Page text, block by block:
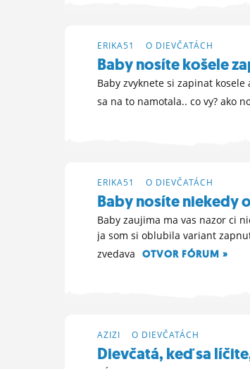
ERIKA51 O DIEVČATÁCH
Baby nosíte košele
Baby zvyknete si zapinat
sa na to namotala.. co vy? ako
ERIKA51 O DIEVČATÁCH
Baby nosíte niekedy
Baby zaujima ma vas nazor ci
ja som si oblubila variant
zvedava
OTVOR FÓRUM »
AZIZI O DIEVČATÁCH
Dievčatá, keď sa